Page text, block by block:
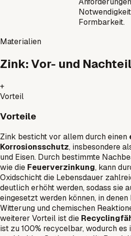
Formbarkeit.
Materialien
Zink: Vor- und
+
Vorteil
Vorteile
Zink besticht vor allem durch einen
Korrosionsschutz, insbesondere
und Eisen. Durch bestimmte
wie die Feuerverzinkung, kann
Oxidschicht die Lebensdauer
deutlich erhöht werden, sodass sie
eingesetzt werden können, in
Witterung und chemischen
weiterer Vorteil ist die
ist zu 100% recycelbar, wodurch